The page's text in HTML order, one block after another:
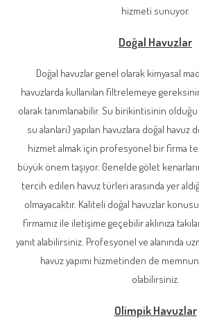
hizmeti sunuyor.
Doğal Havuzlar
Doğal havuzlar genel olarak kimyasal
havuzlarda kullanılan filtrelemeye
olarak tanımlanabilir. Su birikintisinin
su alanları) yapılan havuzlara doğal havuz
hizmet almak için profesyonel bir firma
büyük önem taşıyor. Genelde gölet
tercih edilen havuz türleri arasında yer
olmayacaktır. Kaliteli doğal havuzlar
firmamız ile iletişime geçebilir aklınıza
yanıt alabilirsiniz. Profesyonel ve alanında
havuz yapımı hizmetinden de memnun
olabilirsiniz.
Olimpik Havuzlar